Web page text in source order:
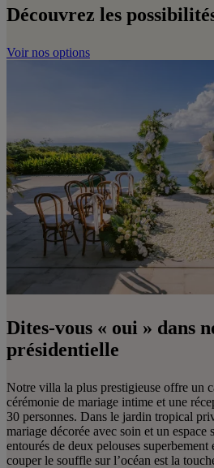
Découvrez les
Voir nos options
Dites-vous « oui » dans
présidentielle
Notre villa la plus prestigieuse offre un
cérémonie de mariage intime et une
30 personnes. Dans le jardin tropical
mariage décorée avec soin et un
entourés de deux pelouses superbement
couper le souffle sur l’océan est la